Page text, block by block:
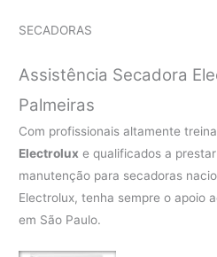
SECADORAS
Assistência Secadora
Palmeiras
Com profissionais altamente
Electrolux e qualificados a
manutenção para secadoras
Electrolux, tenha sempre o apoio
em São Paulo.